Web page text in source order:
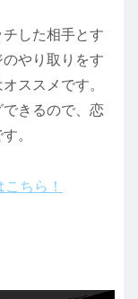
した相手とす
やり取りをす
ススメです。
きるので、恋
。
ちら！